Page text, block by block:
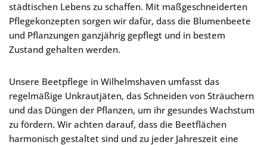
städtischen Lebens zu schaffen. Mit maßgeschneiderten
Pflegekonzepten sorgen wir dafür, dass die Blumenbeete
und Pflanzungen ganzjährig gepflegt und in bestem
Zustand gehalten werden.
Unsere Beetpflege in Wilhelmshaven umfasst das
regelmäßige Unkrautjäten, das Schneiden von Sträuchern
und das Düngen der Pflanzen, um ihr gesundes Wachstum
zu fördern. Wir achten darauf, dass die Beetflächen
harmonisch gestaltet sind und zu jeder Jahreszeit eine